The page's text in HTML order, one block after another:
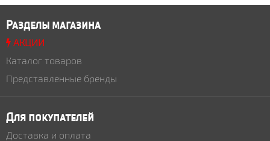
Разделы магазина
АКЦИИ
Каталог товаров
Представленные бренды
Для покупателей
Доставка и оплата